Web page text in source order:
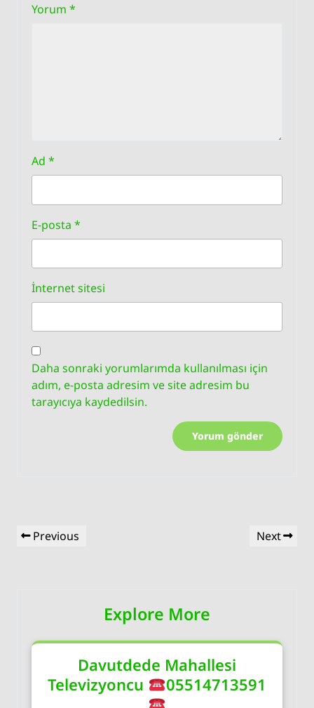
Yorum *
Ad *
E-posta *
İnternet sitesi
Daha sonraki yorumlarımda kullanılması için
adım, e-posta adresim ve site adresim bu
tarayıcıya kaydedilsin.
Yazı
gezinmesi
Previous
Previous
Next
Next
Explore More
Davutdede Mahallesi
Televizyoncu
05514713591